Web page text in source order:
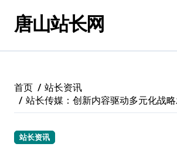
唐山站长网
首页
站长资讯
站长传媒：创新内容驱动多元化战
站长资讯